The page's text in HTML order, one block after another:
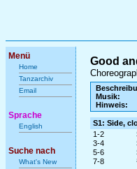
Menü
Home
Tanzarchiv
Email
Sprache
English
Suche nach
What's New
Good
Musik:
Hinweis:
S1: Side,
1-2
3-4
5-6
7-8